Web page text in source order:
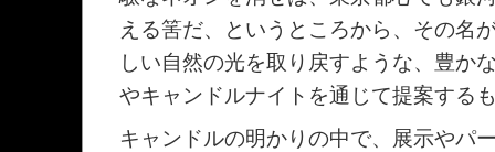
える筈だ、というところから、その名
しい自然の光を取り戻すような、豊か
やキャンドルナイトを通じて提案する
キャンドルの明かりの中で、展示やパ